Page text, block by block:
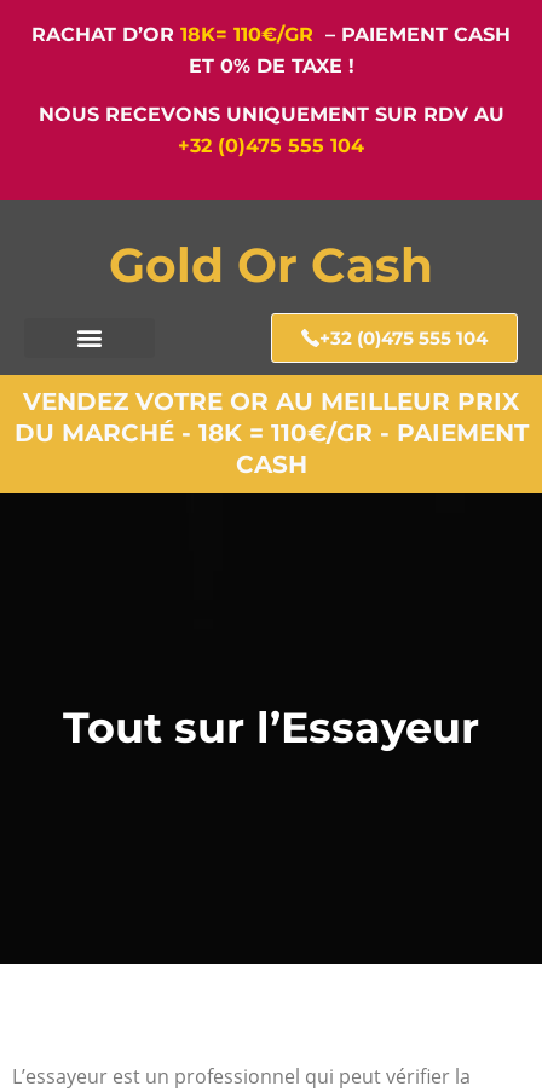
RACHAT D’OR 18K= 110€/GR – PAIEMENT CASH
ET 0% DE TAXE !
NOUS RECEVONS UNIQUEMENT SUR RDV AU
+32 (0)475 555 104
Gold Or Cash
+32 (0)475 555 104
VENDEZ VOTRE OR AU MEILLEUR PRIX
DU MARCHÉ - 18K = 110€/GR - PAIEMENT
CASH
Tout sur l’Essayeur
L’essayeur est un professionnel qui peut vérifier la